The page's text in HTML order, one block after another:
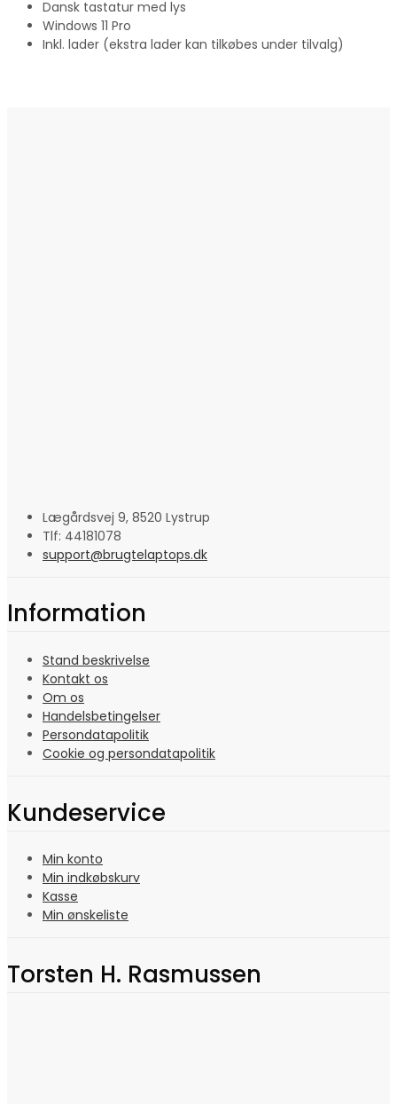
Dansk tastatur med lys
Windows 11 Pro
Inkl. lader (ekstra lader kan tilkøbes under tilvalg)
Lægårdsvej 9, 8520 Lystrup
Tlf: 44181078
support@brugtelaptops.dk
Information
Stand beskrivelse
Kontakt os
Om os
Handelsbetingelser
Persondatapolitik
Cookie og persondatapolitik
Kundeservice
Min konto
Min indkøbskurv
Kasse
Min ønskeliste
Torsten H. Rasmussen